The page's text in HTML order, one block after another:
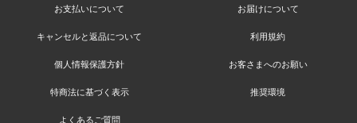
お支払いについて お届けについて
キャンセルと返品について 利用規約
個人情報保護方針 お客さまへのお願い
特商法に基づく表示 推奨環境
よくあるご質問